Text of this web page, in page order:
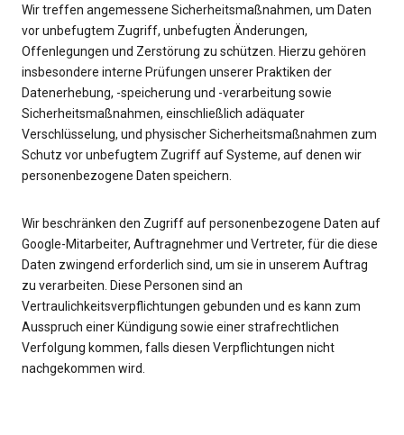
Wir treffen angemessene Sicherheitsmaßnahmen, um Daten
vor unbefugtem Zugriff, unbefugten Änderungen,
Offenlegungen und Zerstörung zu schützen. Hierzu gehören
insbesondere interne Prüfungen unserer Praktiken der
Datenerhebung, -speicherung und -verarbeitung sowie
Sicherheitsmaßnahmen, einschließlich adäquater
Verschlüsselung, und physischer Sicherheitsmaßnahmen zum
Schutz vor unbefugtem Zugriff auf Systeme, auf denen wir
personenbezogene Daten speichern.
Wir beschränken den Zugriff auf personenbezogene Daten auf
Google-Mitarbeiter, Auftragnehmer und Vertreter, für die diese
Daten zwingend erforderlich sind, um sie in unserem Auftrag
zu verarbeiten. Diese Personen sind an
Vertraulichkeitsverpflichtungen gebunden und es kann zum
Ausspruch einer Kündigung sowie einer strafrechtlichen
Verfolgung kommen, falls diesen Verpflichtungen nicht
nachgekommen wird.